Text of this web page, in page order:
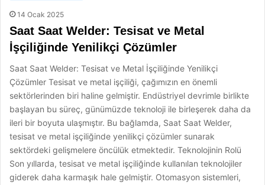
14 Ocak 2025
Saat Saat Welder: Tesisat ve Metal
İşçiliğinde Yenilikçi Çözümler
Saat Saat Welder: Tesisat ve Metal İşçiliğinde Yenilikçi
Çözümler Tesisat ve metal işçiliği, çağımızın en önemli
sektörlerinden biri haline gelmiştir. Endüstriyel devrimle birlikte
başlayan bu süreç, günümüzde teknoloji ile birleşerek daha da
ileri bir boyuta ulaşmıştır. Bu bağlamda, Saat Saat Welder,
tesisat ve metal işçiliğinde yenilikçi çözümler sunarak
sektördeki gelişmelere öncülük etmektedir. Teknolojinin Rolü
Son yıllarda, tesisat ve metal işçiliğinde kullanılan teknolojiler
giderek daha karmaşık hale gelmiştir. Otomasyon sistemleri,